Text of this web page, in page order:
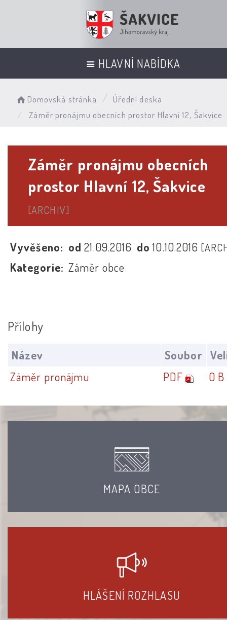
HLAVNÍ NABÍDKA
Domovská stránka
Úřední deska
Záměr pronájmu obecních prostor Hlavní 12, Šakvice
Záměr pronájmu obecních
prostor Hlavní 12, Šakvice
[ARCHIV]
Vyvěšeno: od21.09.2016 do10.10.2016
Kategorie: Záměr obce
Přílohy
Název Soubor
Záměr pronájmu
PDF 0 B
MAPA OBCE
HLÁŠENÍ ROZHLASU